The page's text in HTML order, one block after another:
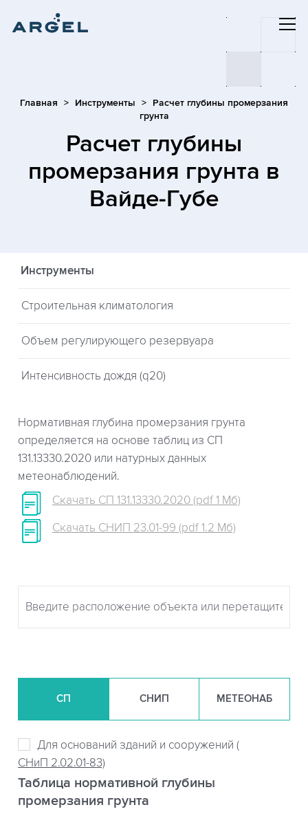
Главная Инструменты
Расчет глубины промерзания
грунта
Расчет глубины
промерзания грунта в
Вайде-Губе
Инструменты
Строительная климатология
Объем регулирующего резервуара
Интенсивность дождя (q20)
Нормативная глубина промерзания грунта
определяется на основе таблиц из СП
131.13330.2020 или натурных данных
метеонаблюдений.
Скачать СП 131.13330.2020 (pdf 1 Мб)
Скачать СНИП 23.01-99 (pdf 1.2 Мб)
СП СНИП МЕТЕОНАБ
Для оснований зданий и сооружений (
СНиП 2.02.01-83)
Таблица нормативной глубины
промерзания грунта